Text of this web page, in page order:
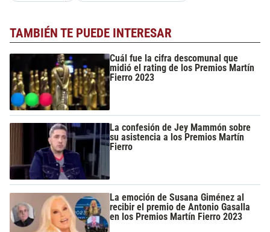
TAMBIÉN TE PUEDE INTERESAR
Cuál fue la cifra descomunal que
midió el rating de los Premios Martín
Fierro 2023
La confesión de Jey Mammón sobre
su asistencia a los Premios Martín
Fierro
La emoción de Susana Giménez al
recibir el premio de Antonio Gasalla
en los Premios Martín Fierro 2023